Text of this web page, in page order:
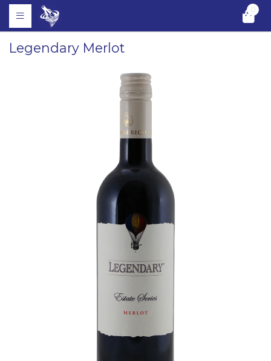
0
Legendary Merlot